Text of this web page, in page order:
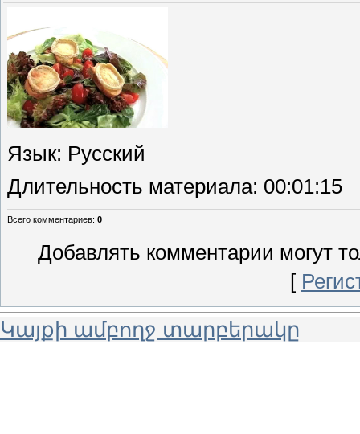
Язык: Русский
Длительность материала: 00:01:15
Всего комментариев: 0
Добавлять комментарии могут
[
Կայքի ամբողջ տարբերակը